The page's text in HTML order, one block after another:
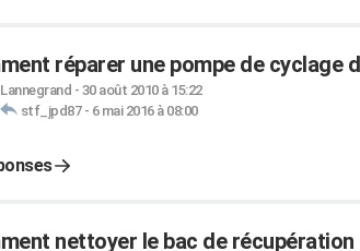
réparer une pompe de cyclage
Lannegrand - 30 août 2010 à 15:22
stf_jpd87- 6 mai 2016 à 08:00
nettoyer le bac de